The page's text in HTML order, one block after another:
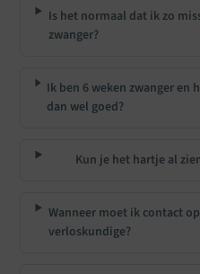
Is het normaal dat ik zo
zwanger?
Ik ben 6 weken zwanger en
dan wel goed?
Kun je het hartje al
Wanneer moet ik contact
verloskundige?